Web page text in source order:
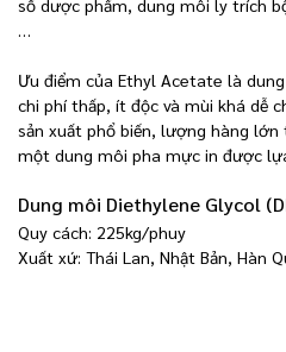
Ưu điểm của Ethyl Acetate là
chi phí thấp, ít độc và mùi khá dễ
sản xuất phổ biến, lượng hàng
một dung môi pha mực in được
Dung môi Diethylene Glycol
Quy cách: 225kg/phuy
Xuất xứ: Thái Lan, Nhật Bản, Hàn